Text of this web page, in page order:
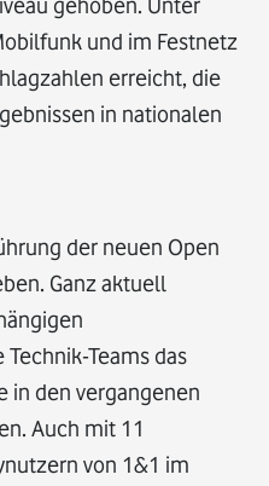
und im Festnetz
erreicht, die
in nationalen
der neuen Open
Ganz aktuell
Teams das
in den vergangenen
Auch mit 11
von 1&1 im